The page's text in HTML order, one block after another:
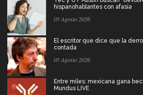
hispanohablantes con afasia
05 Agosto 2026
El escritor que dice que la
contada
05 Agosto 2026
Entre miles: mexicana gana
Mundus LIVE